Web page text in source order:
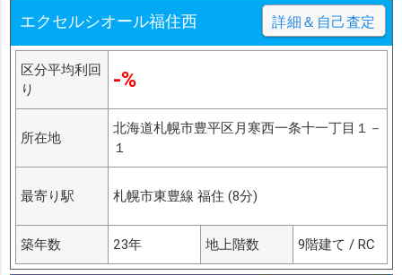
エクセルシオール福住西 詳細＆自己査定
区分平均利回
り
-%
所在地
北海道札幌市豊平区月寒西一条十一丁目１－
１
最寄り駅 札幌市東豊線 福住 (8分)
築年数 23年 地上階数 9階建て / RC